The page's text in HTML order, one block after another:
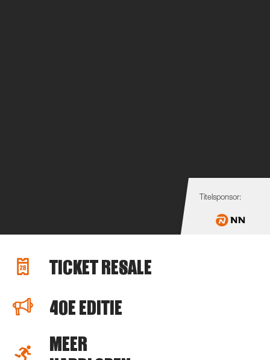
Titelsponsor:
TICKET RESALE
40E EDITIE
MEER